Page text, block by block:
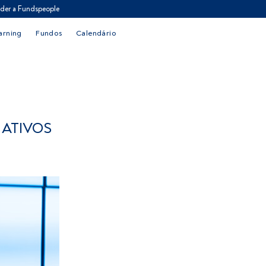
a Fundspeople
Fundos Calendário